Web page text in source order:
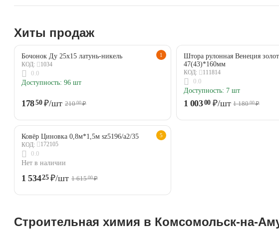
Хиты продаж
1
Бочонок Ду 25х15 латунь-никель
КОД: 1034
0.0
Доступность: 96 шт
17850 ₽/шт 21000₽
Штора рулонная Венеция
47(43)*160мм
КОД: 111814
0.0
Доступность: 7 шт
1 00300 ₽/шт 1 18000₽
5
Ковёр Циновка 0,8м*1,5м sz5196/a2/35
КОД: 172105
0.0
Нет в наличии
1 53425 ₽/шт 1 61500₽
Строительная химия в Комсомольск-на-